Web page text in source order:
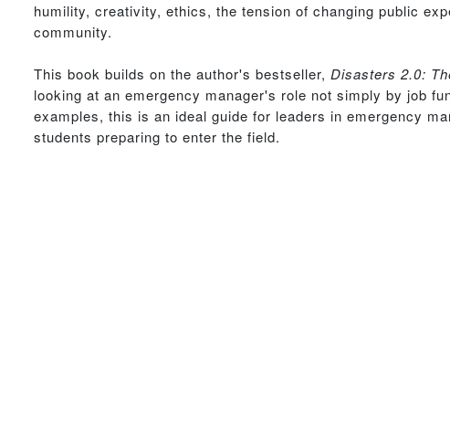
humility, creativity, ethics, the tension of changing public
community.
This book builds on the author's bestseller, Disasters 2.0:
looking at an emergency manager's role not simply by job
examples, this is an ideal guide for leaders in emergency
students preparing to enter the field.